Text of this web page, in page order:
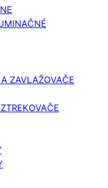
ZAVLAŽOVAČE